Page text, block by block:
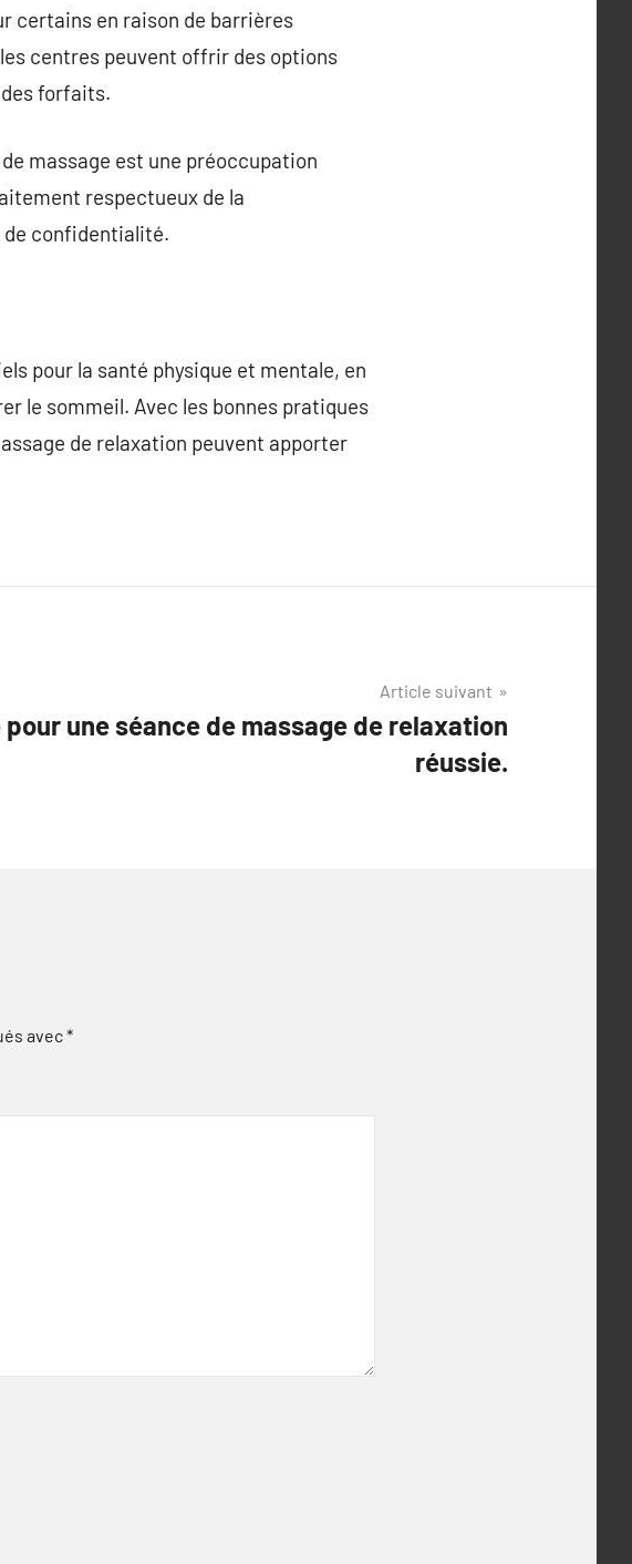
certains en raison de barrières
centres peuvent offrir des options
forfaits.
massage est une préoccupation
respectueux de la
de confidentialité.
pour la santé physique et mentale, en
le sommeil. Avec les bonnes pratiques
de relaxation peuvent apporter
Article suivant
pour une séance de massage de relaxation
réussie.
avec*